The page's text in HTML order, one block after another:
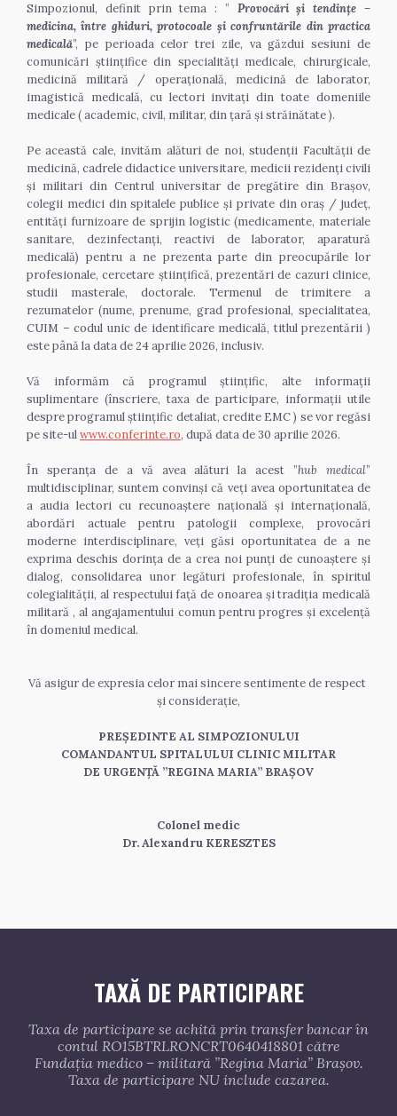
Simpozionul, definit prin tema : ” Provocări și tendințe –
medicina, între ghiduri, protocoale și confruntările din practica
medicală”, pe perioada celor trei zile, va găzdui sesiuni de
comunicări științifice din specialități medicale, chirurgicale,
medicină militară / operațională, medicină de laborator,
imagistică medicală, cu lectori invitați din toate domeniile
medicale ( academic, civil, militar, din țară și străinătate ).
Pe această cale, invităm alături de noi, studenții Facultății de
medicină, cadrele didactice universitare, medicii rezidenți civili
și militari din Centrul universitar de pregătire din Brașov,
colegii medici din spitalele publice și private din oraș / județ,
entități furnizoare de sprijin logistic (medicamente, materiale
sanitare, dezinfectanți, reactivi de laborator, aparatură
medicală) pentru a ne prezenta parte din preocupările lor
profesionale, cercetare științifică, prezentări de cazuri clinice,
studii masterale, doctorale. Termenul de trimitere a
rezumatelor (nume, prenume, grad profesional, specialitatea,
CUIM – codul unic de identificare medicală, titlul prezentării )
este până la data de 24 aprilie 2026, inclusiv.
Vă informăm că programul științific, alte informații
suplimentare (înscriere, taxa de participare, informații utile
despre programul științific detaliat, credite EMC ) se vor regăsi
pe site-ul www.conferinte.ro, după data de 30 aprilie 2026.
În speranța de a vă avea alături la acest ”hub medical”
multidisciplinar, suntem convinși că veți avea oportunitatea de
a audia lectori cu recunoaștere națională și internațională,
abordări actuale pentru patologii complexe, provocări
moderne interdisciplinare, veți găsi oportunitatea de a ne
exprima deschis dorința de a crea noi punți de cunoaștere și
dialog, consolidarea unor legături profesionale, în spiritul
colegialității, al respectului față de onoarea și tradiția medicală
militară , al angajamentului comun pentru progres și excelență
în domeniul medical.
Vă asigur de expresia celor mai sincere sentimente de respect
și considerație,
PREȘEDINTE AL SIMPOZIONULUI
COMANDANTUL SPITALULUI CLINIC MILITAR
DE URGENȚĂ ”REGINA MARIA” BRAȘOV
Colonel medic
Dr. Alexandru KERESZTES
TAXĂ DE PARTICIPARE
Taxa de participare se achită prin transfer bancar în
contul RO15BTRLRONCRT0640418801 către
Fundația medico – militară ”Regina Maria” Brașov.
Taxa de participare NU include cazarea.